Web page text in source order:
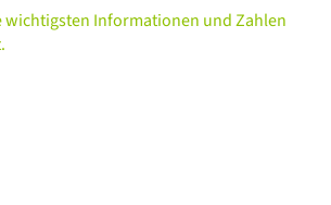
wichtigsten Informationen und Zahlen